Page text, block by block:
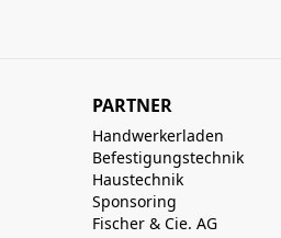
PARTNER
Handwerkerladen
Befestigungstechnik
Haustechnik
Sponsoring
Fischer & Cie. AG